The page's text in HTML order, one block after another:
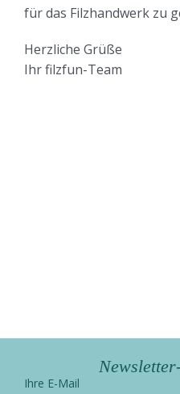
für das Filzhandwerk zu
Herzliche Grüße
Ihr filzfun-Team
Ihre E-Mail